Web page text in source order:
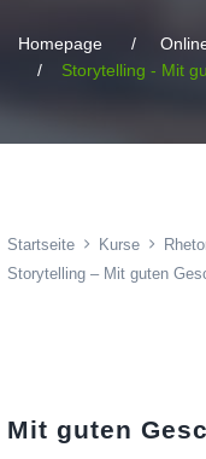
Homepage
Storytelling - Mit
Startseite Kurse
Storytelling – Mit guten
Mit guten